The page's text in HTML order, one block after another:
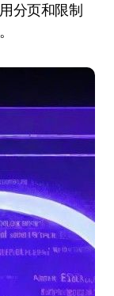
分页和限制